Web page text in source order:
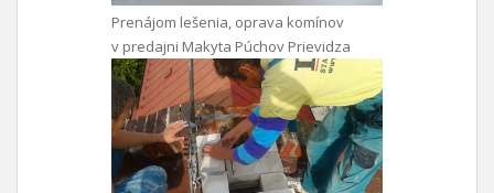
Prenájom lešenia, oprava komínov
v predajni Makyta Púchov Prievidza